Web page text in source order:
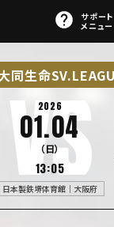
サポート
メニュー
同生命
2026
01.04
（日）
13:05
日本製鉄堺体育館｜大阪府